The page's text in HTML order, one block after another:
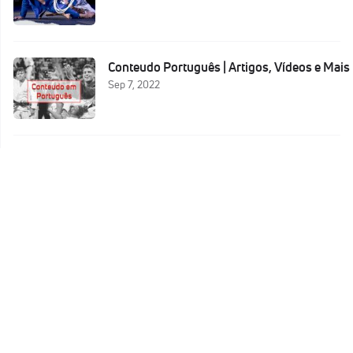
Conteudo Português | Artigos, Vídeos e Mais
Sep 7, 2022